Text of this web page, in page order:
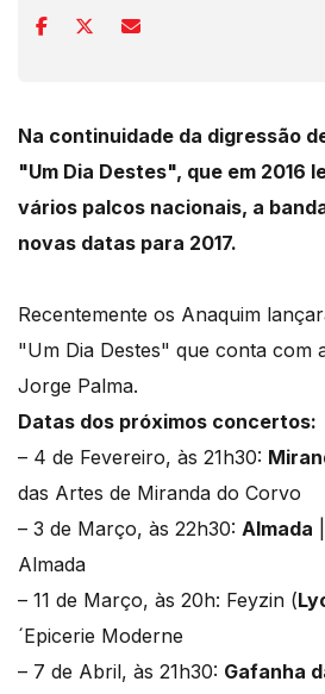
Na continuidade da digressão
"Um Dia Destes", que em 2016
vários palcos nacionais, a
novas datas para 2017.
Recentemente os Anaquim
"Um Dia Destes" que conta com
Jorge Palma.
Datas dos próximos concertos:
– 4 de Fevereiro, às 21h30:
das Artes de Miranda do Corvo
– 3 de Março, às 22h30: Almada
Almada
– 11 de Março, às 20h: Feyzin (
´Epicerie Moderne
– 7 de Abril, às 21h30: Gafanha